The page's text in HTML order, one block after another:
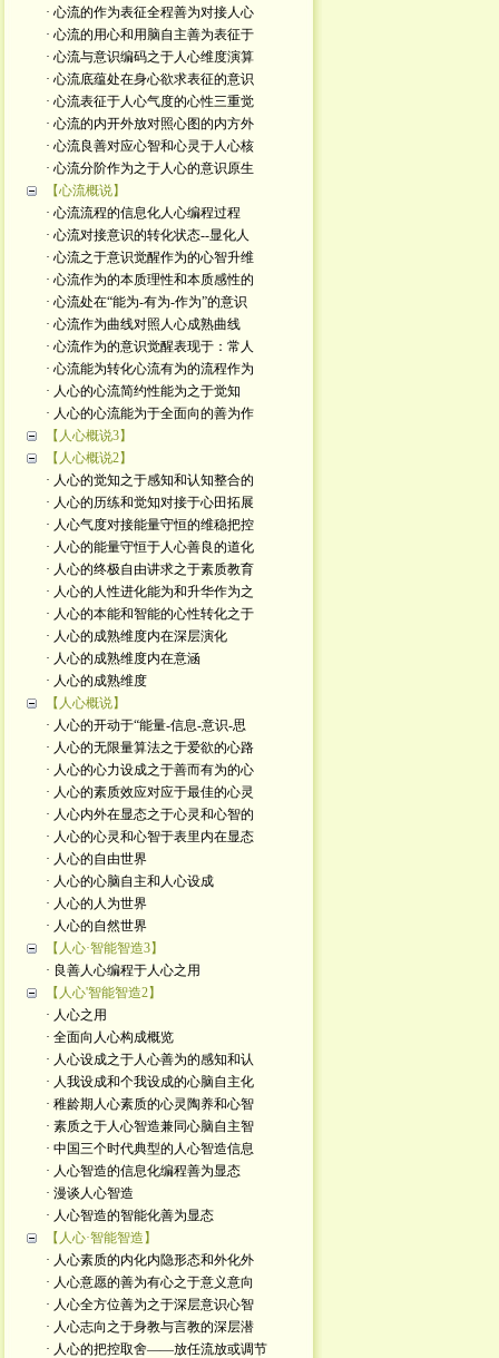
· 心流的作为表征全程善为对接人心
· 心流的用心和用脑自主善为表征于
· 心流与意识编码之于人心维度演算
· 心流底蕴处在身心欲求表征的意识
· 心流表征于人心气度的心性三重觉
· 心流的内开外放对照心图的内方外
· 心流良善对应心智和心灵于人心核
· 心流分阶作为之于人心的意识原生
【心流概说】
· 心流流程的信息化人心编程过程
· 心流对接意识的转化状态--显化人
· 心流之于意识觉醒作为的心智升维
· 心流作为的本质理性和本质感性的
· 心流处在“能为-有为-作为”的意识
· 心流作为曲线对照人心成熟曲线
· 心流作为的意识觉醒表现于：常人
· 心流能为转化心流有为的流程作为
· 人心的心流简约性能为之于觉知
· 人心的心流能为于全面向的善为作
【人心概说3】
【人心概说2】
· 人心的觉知之于感知和认知整合的
· 人心的历练和觉知对接于心田拓展
· 人心气度对接能量守恒的维稳把控
· 人心的能量守恒于人心善良的道化
· 人心的终极自由讲求之于素质教育
· 人心的人性进化能为和升华作为之
· 人心的本能和智能的心性转化之于
· 人心的成熟维度内在深层演化
· 人心的成熟维度内在意涵
· 人心的成熟维度
【人心概说】
· 人心的开动于“能量-信息-意识-思
· 人心的无限量算法之于爱欲的心路
· 人心的心力设成之于善而有为的心
· 人心的素质效应对应于最佳的心灵
· 人心内外在显态之于心灵和心智的
· 人心的心灵和心智于表里内在显态
· 人心的自由世界
· 人心的心脑自主和人心设成
· 人心的人为世界
· 人心的自然世界
【人心·智能智造3】
· 良善人心编程于人心之用
【人心'智能智造2】
· 人心之用
· 全面向人心构成概览
· 人心设成之于人心善为的感知和认
· 人我设成和个我设成的心脑自主化
· 稚龄期人心素质的心灵陶养和心智
· 素质之于人心智造兼同心脑自主智
· 中国三个时代典型的人心智造信息
· 人心智造的信息化编程善为显态
· 漫谈人心智造
· 人心智造的智能化善为显态
【人心·智能智造】
· 人心素质的内化内隐形态和外化外
· 人心意愿的善为有心之于意义意向
· 人心全方位善为之于深层意识心智
· 人心志向之于身教与言教的深层潜
· 人心的把控取舍——放任流放或调节